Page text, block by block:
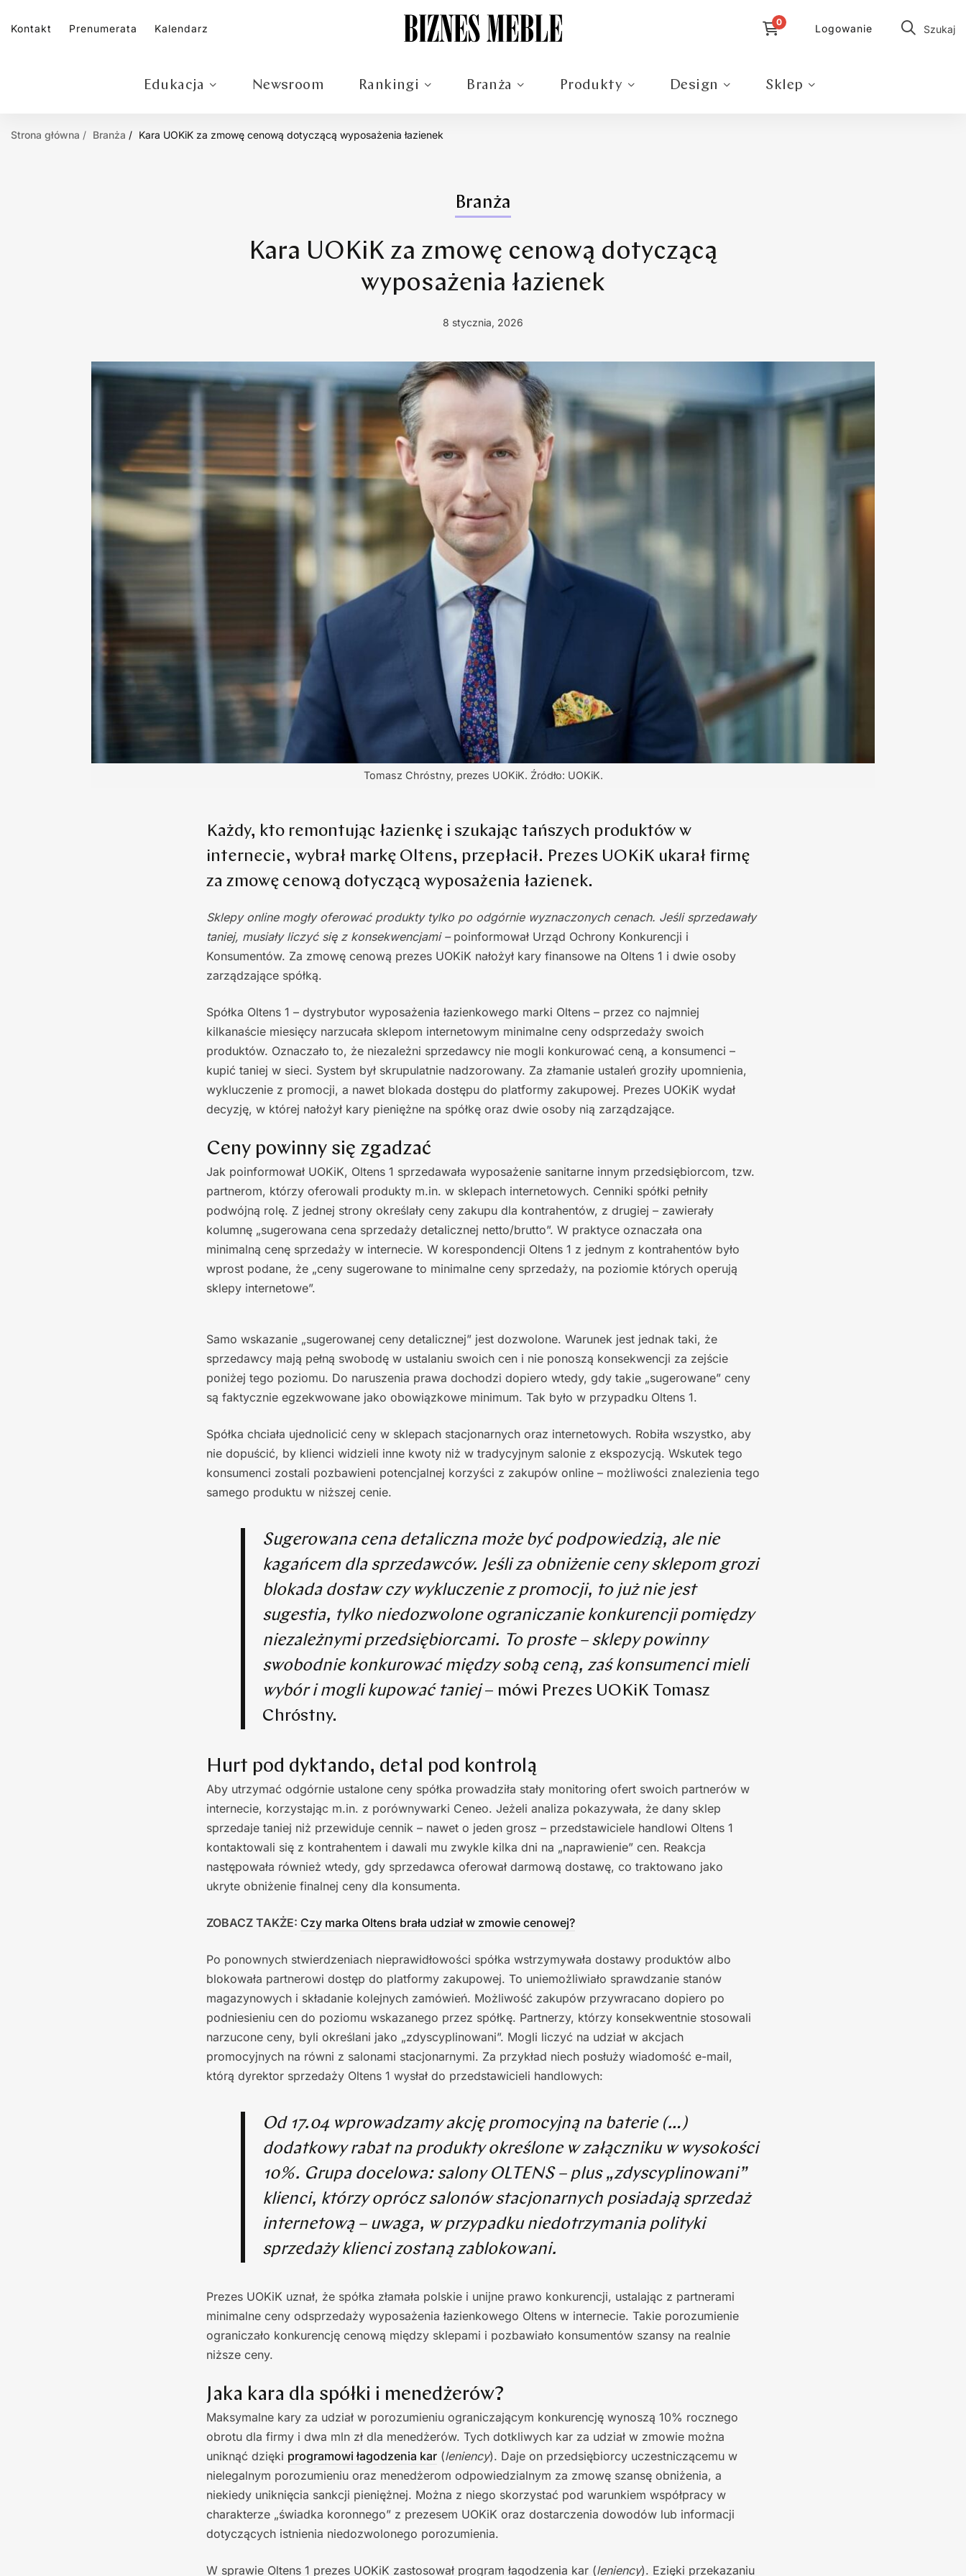
Kontakt Prenumerata Kalendarz Logowanie Szukaj
Edukacja Newsroom Rankingi Branża Produkty Design Sklep
Strona główna Branża Kara UOKiK za zmowę cenową dotyczącą wyposażenia łazienek
Branża
Kara UOKiK za zmowę cenową dotyczącą
wyposażenia łazienek
8 stycznia, 2026
Tomasz Chróstny, prezes UOKiK. Źródło: UOKiK.
Każdy, kto remontując łazienkę i szukając tańszych produktów w
internecie, wybrał markę Oltens, przepłacił. Prezes UOKiK ukarał firmę
za zmowę cenową dotyczącą wyposażenia łazienek.
Sklepy online mogły oferować produkty tylko po odgórnie wyznaczonych cenach. Jeśli sprzedawały
taniej, musiały liczyć się z konsekwencjami – poinformował Urząd Ochrony Konkurencji i
Konsumentów. Za zmowę cenową prezes UOKiK nałożył kary finansowe na Oltens 1 i dwie osoby
zarządzające spółką.
Spółka Oltens 1 – dystrybutor wyposażenia łazienkowego marki Oltens – przez co najmniej
kilkanaście miesięcy narzucała sklepom internetowym minimalne ceny odsprzedaży swoich
produktów. Oznaczało to, że niezależni sprzedawcy nie mogli konkurować ceną, a konsumenci –
kupić taniej w sieci. System był skrupulatnie nadzorowany. Za złamanie ustaleń groziły upomnienia,
wykluczenie z promocji, a nawet blokada dostępu do platformy zakupowej. Prezes UOKiK wydał
decyzję, w której nałożył kary pieniężne na spółkę oraz dwie osoby nią zarządzające.
Ceny powinny się zgadzać
Jak poinformował UOKiK, Oltens 1 sprzedawała wyposażenie sanitarne innym przedsiębiorcom, tzw.
partnerom, którzy oferowali produkty m.in. w sklepach internetowych. Cenniki spółki pełniły
podwójną rolę. Z jednej strony określały ceny zakupu dla kontrahentów, z drugiej – zawierały
kolumnę „sugerowana cena sprzedaży detalicznej netto/brutto”. W praktyce oznaczała ona
minimalną cenę sprzedaży w internecie. W korespondencji Oltens 1 z jednym z kontrahentów było
wprost podane, że „ceny sugerowane to minimalne ceny sprzedaży, na poziomie których operują
sklepy internetowe”.
Samo wskazanie „sugerowanej ceny detalicznej” jest dozwolone. Warunek jest jednak taki, że
sprzedawcy mają pełną swobodę w ustalaniu swoich cen i nie ponoszą konsekwencji za zejście
poniżej tego poziomu. Do naruszenia prawa dochodzi dopiero wtedy, gdy takie „sugerowane” ceny
są faktycznie egzekwowane jako obowiązkowe minimum. Tak było w przypadku Oltens 1.
Spółka chciała ujednolicić ceny w sklepach stacjonarnych oraz internetowych. Robiła wszystko, aby
nie dopuścić, by klienci widzieli inne kwoty niż w tradycyjnym salonie z ekspozycją. Wskutek tego
konsumenci zostali pozbawieni potencjalnej korzyści z zakupów online – możliwości znalezienia tego
samego produktu w niższej cenie.
Sugerowana cena detaliczna może być podpowiedzią, ale nie
kagańcem dla sprzedawców. Jeśli za obniżenie ceny sklepom grozi
blokada dostaw czy wykluczenie z promocji, to już nie jest
sugestia, tylko niedozwolone ograniczanie konkurencji pomiędzy
niezależnymi przedsiębiorcami. To proste – sklepy powinny
swobodnie konkurować między sobą ceną, zaś konsumenci mieli
wybór i mogli kupować taniej– mówi Prezes UOKiK Tomasz
Chróstny.
Hurt pod dyktando, detal pod kontrolą
Aby utrzymać odgórnie ustalone ceny spółka prowadziła stały monitoring ofert swoich partnerów w
internecie, korzystając m.in. z porównywarki Ceneo. Jeżeli analiza pokazywała, że dany sklep
sprzedaje taniej niż przewiduje cennik – nawet o jeden grosz – przedstawiciele handlowi Oltens 1
kontaktowali się z kontrahentem i dawali mu zwykle kilka dni na „naprawienie” cen. Reakcja
następowała również wtedy, gdy sprzedawca oferował darmową dostawę, co traktowano jako
ukryte obniżenie finalnej ceny dla konsumenta.
ZOBACZ TAKŻE: Czy marka Oltens brała udział w zmowie cenowej?
Po ponownych stwierdzeniach nieprawidłowości spółka wstrzymywała dostawy produktów albo
blokowała partnerowi dostęp do platformy zakupowej. To uniemożliwiało sprawdzanie stanów
magazynowych i składanie kolejnych zamówień. Możliwość zakupów przywracano dopiero po
podniesieniu cen do poziomu wskazanego przez spółkę. Partnerzy, którzy konsekwentnie stosowali
narzucone ceny, byli określani jako „zdyscyplinowani”. Mogli liczyć na udział w akcjach
promocyjnych na równi z salonami stacjonarnymi. Za przykład niech posłuży wiadomość e-mail,
którą dyrektor sprzedaży Oltens 1 wysłał do przedstawicieli handlowych:
Od 17.04 wprowadzamy akcję promocyjną na baterie (…)
dodatkowy rabat na produkty określone w załączniku w wysokości
10%. Grupa docelowa: salony OLTENS – plus „zdyscyplinowani”
klienci, którzy oprócz salonów stacjonarnych posiadają sprzedaż
internetową – uwaga, w przypadku niedotrzymania polityki
sprzedaży klienci zostaną zablokowani.
Prezes UOKiK uznał, że spółka złamała polskie i unijne prawo konkurencji, ustalając z partnerami
minimalne ceny odsprzedaży wyposażenia łazienkowego Oltens w internecie. Takie porozumienie
ograniczało konkurencję cenową między sklepami i pozbawiało konsumentów szansy na realnie
niższe ceny.
Jaka kara dla spółki i menedżerów?
Maksymalne kary za udział w porozumieniu ograniczającym konkurencję wynoszą 10% rocznego
obrotu dla firmy i dwa mln zł dla menedżerów. Tych dotkliwych kar za udział w zmowie można
uniknąć dzięki programowi łagodzenia kar (leniency). Daje on przedsiębiorcy uczestniczącemu w
nielegalnym porozumieniu oraz menedżerom odpowiedzialnym za zmowę szansę obniżenia, a
niekiedy uniknięcia sankcji pieniężnej. Można z niego skorzystać pod warunkiem współpracy w
charakterze „świadka koronnego” z prezesem UOKiK oraz dostarczenia dowodów lub informacji
dotyczących istnienia niedozwolonego porozumienia.
W sprawie Oltens 1 prezes UOKiK zastosował program łagodzenia kar (leniency). Ezięki przekazaniu